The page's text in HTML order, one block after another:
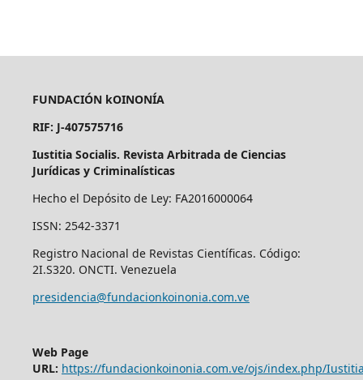
FUNDACIÓN kOINONÍA
RIF: J-407575716
Iustitia Socialis. Revista Arbitrada de Ciencias
Jurídicas y Criminalísticas
Hecho el Depósito de Ley: FA2016000064
ISSN: 2542-3371
Registro Nacional de Revistas Científicas. Código:
2I.S320. ONCTI. Venezuela
presidencia@fundacionkoinonia.com.ve
Web Page
URL: https://fundacionkoinonia.com.ve/ojs/index.php/